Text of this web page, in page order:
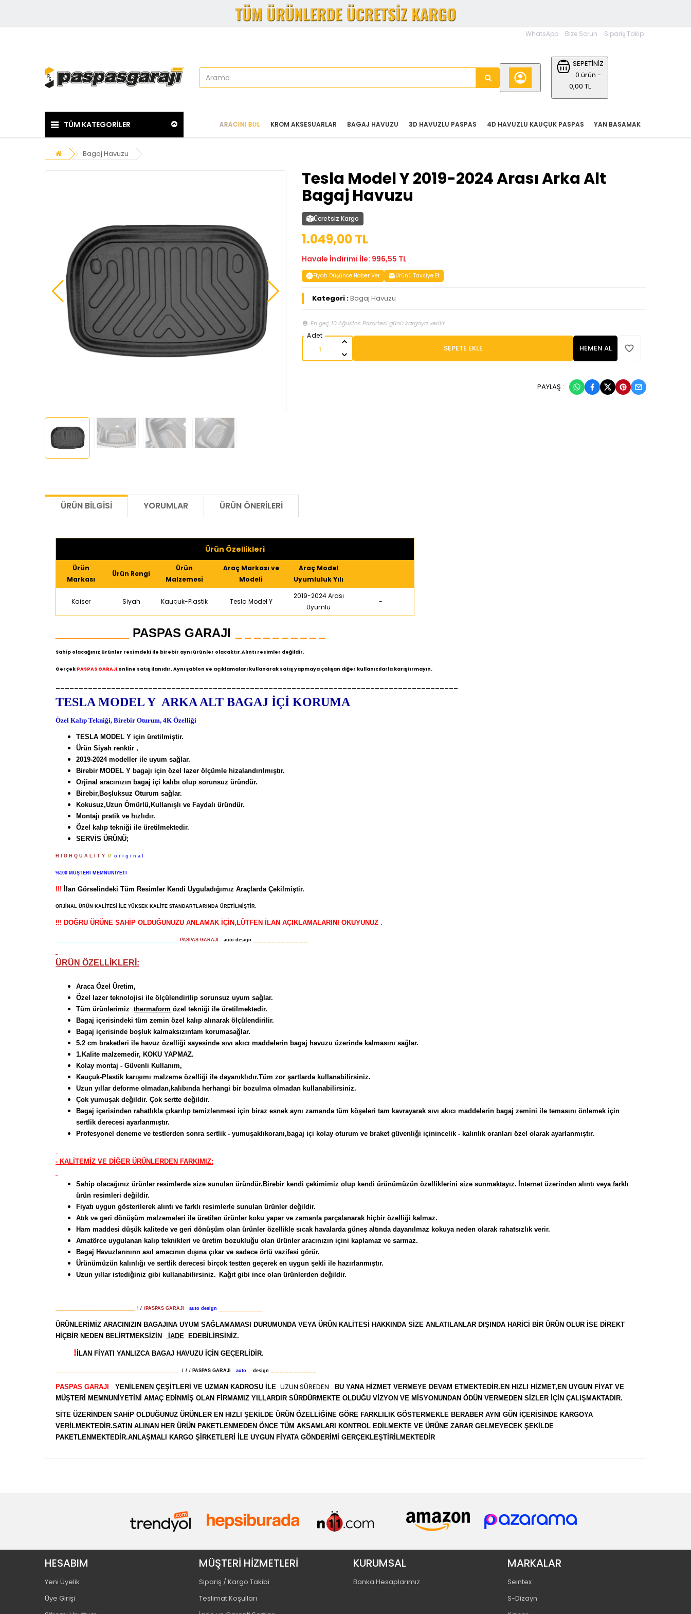
WhatsApp Bize Sorun Sipariş Takip
SEPETİNİZ
0 ürün -
0,00 TL
TÜM KATEGORİLER YAN BASAMAK
4D HAVUZLU KAUÇUK PASPAS
3D HAVUZLU PASPAS
BAGAJ HAVUZU
KROM AKSESUARLAR
ARACINI BUL
Bagaj Havuzu
Tesla Model Y 2019-2024 Arası Arka Alt
Bagaj Havuzu
Ücretsiz Kargo
1.049,00 TL
Havale İndirimi İle: 996,55 TL
Fiyatı Düşünce Haber Ver Ürünü Tavsiye Et
Kategori :Bagaj Havuzu
En geç 10 Ağustos Pazartesi günü kargoya verilir.
SEPETE EKLE HEMEN AL
PAYLAŞ :
ÜRÜN BILGISI YORUMLAR ÜRÜN ÖNERILERI
Ürün Özellikleri
Ürün
Markası
Ürün Rengi
Ürün
Malzemesi
Araç Markası ve
Modeli
Araç Model
Uyumluluk Yılı
Kaiser Siyah Kauçuk-Plastik Tesla Model Y
2019-2024 Arası
Uyumlu
-
PASPAS GARAJI
Sahip olacağınız ürünler resimdeki ile birebir aynı ürünler olacaktır.Alıntı resimler değildir.
Gerçek PASPAS GARAJI online satış ilanıdır. Aynı şablon ve açıklamaları kullanarak satış yapmaya çalışan diğer kullanıcılarla karıştırmayın.
TESLA MODEL Y ARKA ALT BAGAJ İÇİ KORUMA
Özel Kalıp Tekniği, Birebir Oturum, 4K Özelliği
TESLA MODEL Y için üretilmiştir.
Ürün Siyah renktir ,
2019-2024 modeller ile uyum sağlar.
Birebir MODEL Y bagajı için özel lazer ölçümle hizalandırılmıştır.
Orjinal aracınızın bagaj içi kalıbı olup sorunsuz üründür.
Birebir,Boşluksuz Oturum sağlar.
Kokusuz,Uzun Ömürlü,Kullanışlı ve Faydalı üründür.
Montajı pratik ve hızlıdır.
Özel kalıp tekniği ile üretilmektedir.
SERVİS ÜRÜNÜ;
H İ G H Q U A L İ T Y // o r i g i n a l
%100 MÜŞTERİ MEMNUNİYETİ
!!! İlan Görselindeki Tüm Resimler Kendi Uyguladığımız Araçlarda Çekilmiştir.
ORJİNAL ÜRÜN KALİTESİ İLE YÜKSEK KALİTE STANDARTLARINDA ÜRETİLMİŞTİR.
!!! DOĞRU ÜRÜNE SAHİP OLDUĞUNUZU ANLAMAK İÇİN,LÜTFEN İLAN AÇIKLAMALARINI OKUYUNUZ .
PASPAS GARAJI auto design
ÜRÜN ÖZELLİKLERİ:
Araca Özel Üretim,
Özel lazer teknolojisi ile ölçülendirilip sorunsuz uyum sağlar.
Tüm ürünlerimiz thermaform özel tekniği ile üretilmektedir.
Bagaj içerisindeki tüm zemin özel kalıp alınarak ölçülendirilir.
Bagaj içerisinde boşluk kalmaksızıntam korumasağlar.
5.2 cm braketleri ile havuz özelliği sayesinde sıvı akıcı maddelerin bagaj havuzu üzerinde kalmasını sağlar.
1.Kalite malzemedir, KOKU YAPMAZ.
Kolay montaj - Güvenli Kullanım,
Kauçuk-Plastik karışımı malzeme özelliği ile dayanıklıdır.Tüm zor şartlarda kullanabilirsiniz.
Uzun yıllar deforme olmadan,kalıbında herhangi bir bozulma olmadan kullanabilirsiniz.
Çok yumuşak değildir. Çok sertte değildir.
Bagaj içerisinden rahatlıkla çıkarılıp temizlenmesi için biraz esnek aynı zamanda tüm köşeleri tam kavrayarak sıvı akıcı maddelerin bagaj zemini ile temasını önlemek için
sertlik derecesi ayarlanmıştır.
Profesyonel deneme ve testlerden sonra sertlik - yumuşaklıkoranı,bagaj içi kolay oturum ve braket güvenliği içinincelik - kalınlık oranları özel olarak ayarlanmıştır.
- KALİTEMİZ VE DİĞER ÜRÜNLERDEN FARKIMIZ:
Sahip olacağınız ürünler resimlerde size sunulan üründür.Birebir kendi çekimimiz olup kendi ürünümüzün özelliklerini size sunmaktayız. İnternet üzerinden alıntı veya farklı
ürün resimleri değildir.
Fiyatı uygun gösterilerek alıntı ve farklı resimlerle sunulan ürünler değildir.
Atık ve geri dönüşüm malzemeleri ile üretilen ürünler koku yapar ve zamanla parçalanarak hiçbir özelliği kalmaz.
Ham maddesi düşük kalitede ve geri dönüşüm olan ürünler özellikle sıcak havalarda güneş altında dayanılmaz kokuya neden olarak rahatsızlık verir.
Amatörce uygulanan kalıp teknikleri ve üretim bozukluğu olan ürünler aracınızın içini kaplamaz ve sarmaz.
Bagaj Havuzlarınınn asıl amacının dışına çıkar ve sadece örtü vazifesi görür.
Ürünümüzün kalınlığı ve sertlik derecesi birçok testten geçerek en uygun şekli ile hazırlanmıştır.
Uzun yıllar istediğiniz gibi kullanabilirsiniz. Kağıt gibi ince olan ürünlerden değildir.
/ / /PASPAS GARAJI auto design
ÜRÜNLERİMİZ ARACINIZIN BAGAJINA UYUM SAĞLAMAMASI DURUMUNDA VEYA ÜRÜN KALİTESİ HAKKINDA SİZE ANLATILANLAR DIŞINDA HARİCİ BİR ÜRÜN OLUR İSE DİREKT
HİÇBİR NEDEN BELİRTMEKSİZİN
İADE EDEBİLİRSİNİZ.
! İLAN FİYATI YANLIZCA BAGAJ HAVUZU İÇİN GEÇERLİDİR.
/ / / PASPAS GARAJI auto design
PASPAS GARAJI YENİLENEN ÇEŞİTLERİ VE UZMAN KADROSU İLE UZUN SÜREDEN
BU YANA HİZMET VERMEYE DEVAM ETMEKTEDİR.EN HIZLI HİZMET,EN UYGUN FİYAT VE
MÜŞTERİ MEMNUNİYETİNİ AMAÇ EDİNMİŞ OLAN FİRMAMIZ YILLARDIR SÜRDÜRMEKTE OLDUĞU VİZYON VE MİSYONUNDAN ÖDÜN VERMEDEN SİZLER İÇİN ÇALIŞMAKTADIR.
SİTE ÜZERİNDEN SAHİP OLDUĞUNUZ ÜRÜNLER EN HIZLI ŞEKİLDE ÜRÜN ÖZELLİĞİNE GÖRE FARKLILIK GÖSTERMEKLE BERABER AYNI GÜN İÇERİSİNDE KARGOYA
VERİLMEKTEDİR.SATIN ALINAN HER ÜRÜN PAKETLENMEDEN ÖNCE TÜM AKSAMLARI KONTROL EDİLMEKTE VE ÜRÜNE ZARAR GELMEYECEK ŞEKİLDE
PAKETLENMEKTEDİR.ANLAŞMALI KARGO ŞİRKETLERİ İLE UYGUN FİYATA GÖNDERİMİ GERÇEKLEŞTİRİLMEKTEDİR
HESABIM
Yeni Üyelik
Üye Girişi
MÜŞTERİ HİZMETLERİ
Sipariş / Kargo Takibi
Teslimat Koşulları
KURUMSAL
Banka Hesaplarımız
MARKALAR
Seintex
S-Dizayn